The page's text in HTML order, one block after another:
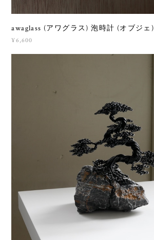
awaglass (アワグラス) 泡時計 (オブジェ)
¥6,600